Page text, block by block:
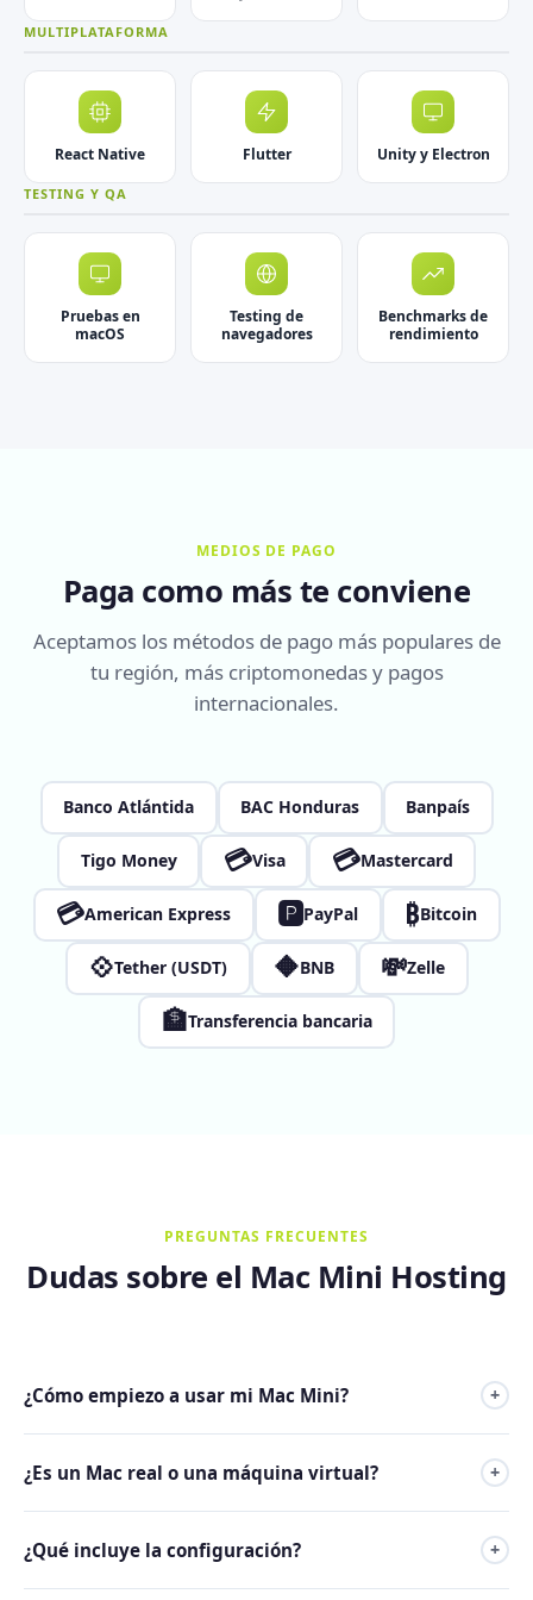
MULTIPLATAFORMA
React Native Flutter Unity y Electron
TESTING Y QA
Pruebas en
macOS
Testing de
navegadores
Benchmarks de
rendimiento
MEDIOS DE PAGO
Paga como más te conviene
Aceptamos los métodos de pago más populares de
tu región, más criptomonedas y pagos
internacionales.
Banco Atlántida BAC Honduras Banpaís
Tigo Money 💳Visa 💳Mastercard
💳American Express 🅿PayPal ₿Bitcoin
💠Tether (USDT) 🔶BNB 💸Zelle
🏦Transferencia bancaria
PREGUNTAS FRECUENTES
Dudas sobre el Mac Mini Hosting
¿Cómo empiezo a usar mi Mac Mini? +
pocos minutos. Te conectas por SSH, VNC o AnyDesk y
¿Es un Mac real o una máquina virtual? +
exclusivamente a tu cuenta. No usamos virtualización ni
¿Qué incluye la configuración? +